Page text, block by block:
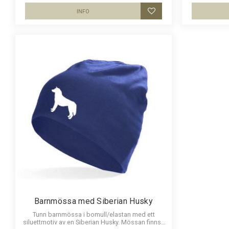
Lägg till i favoriter
INFO
Barnmössa med Siberian Husky
Tunn barnmössa i bomull/elastan med ett
siluettmotiv av en Siberian Husky. Mössan finns i